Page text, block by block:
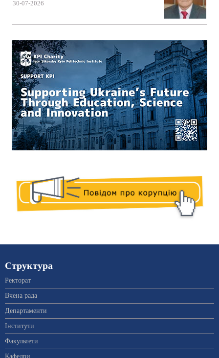
30-07-2026
Структура
Ректорат
Вчена рада
Департаменти
Інститути
Факультети
Кафедри